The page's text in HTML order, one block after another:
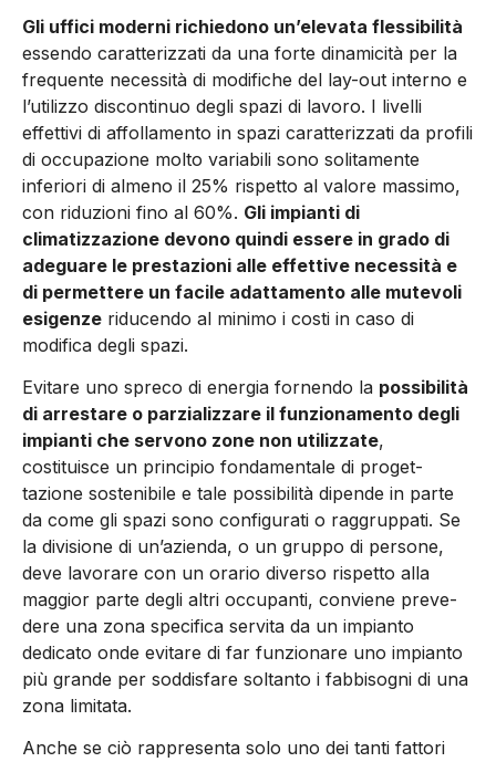
Gli uffici moderni richiedono un’elevata flessibilità
essendo ca­ratterizzati da una forte dinamicità per la
frequente necessità di modifiche del lay-out interno e
l’utilizzo discontinuo degli spazi di lavoro. I livelli
effettivi di affollamento in spazi caratterizzati da profili
di occupazione molto variabili sono solitamente
inferiori di almeno il 25% rispetto al valore massimo,
con riduzioni fino al 60%. Gli impianti di
climatizzazione devono quindi essere in grado di
adeguare le prestazioni alle effettive necessità e
di per­mettere un facile adattamento alle mutevoli
esigenze riducendo al minimo i costi in caso di
modifica degli spazi.
Evitare uno spreco di energia fornendo la possibilità
di arrestare o parzializzare il funzionamento degli
impianti che servono zone non utilizzate,
costituisce un principio fondamentale di proget­
tazione sostenibile e tale possibilità dipende in parte
da come gli spazi sono configurati o raggruppati. Se
la divisione di un’azien­da, o un gruppo di persone,
deve lavorare con un orario diverso rispetto alla
maggior parte degli altri occupanti, conviene preve­
dere una zona specifica servita da un impianto
dedicato onde evitare di far funzionare uno impianto
più grande per soddisfare soltanto i fabbisogni di una
zona limitata.
Anche se ciò rappresenta solo uno dei tanti fattori